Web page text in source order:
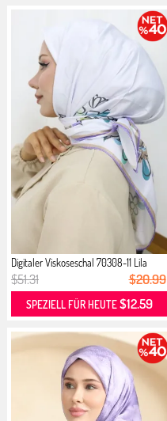
Digitaler Viskoseschal 70308-11 Lila
$51.31 $20.99
SPEZIELL FÜR HEUTE$12.59